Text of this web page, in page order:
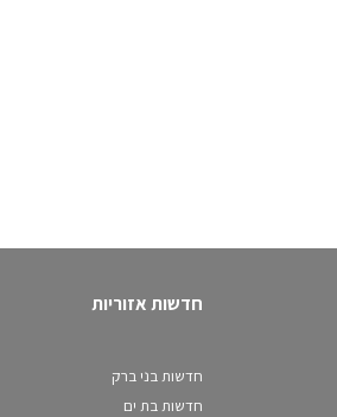
חדשות אזוריות
חדשות בני ברק
חדשות בת ים